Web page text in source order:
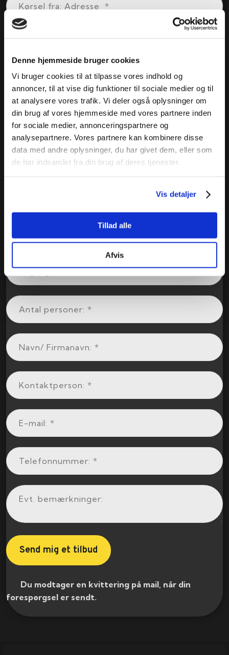
Denne hjemmeside bruger cookies
Vi bruger cookies til at tilpasse vores indhold og
annoncer, til at vise dig funktioner til sociale medier og til
at analysere vores trafik. Vi deler også oplysninger om
din brug af vores hjemmeside med vores partnere inden
for sociale medier, annonceringspartnere og
analysepartnere. Vores partnere kan kombinere disse
data med andre oplysninger, du har givet dem, eller som
de har indsamlet fra din brug af deres tjenester.
Vis detaljer
Tillad alle
Afvis
​ Du modtager en kvittering på mail, når din
forespørgsel er sendt.​